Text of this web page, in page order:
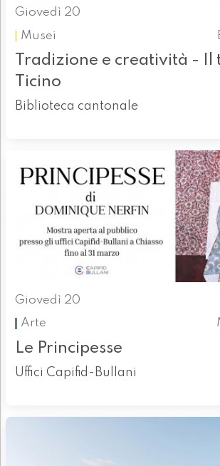
Giovedì 20
Musei
Tradizione e creatività - Il
Ticino
Biblioteca cantonale
Giovedì 20
Arte
Le Principesse
Uffici Capifid-Bullani